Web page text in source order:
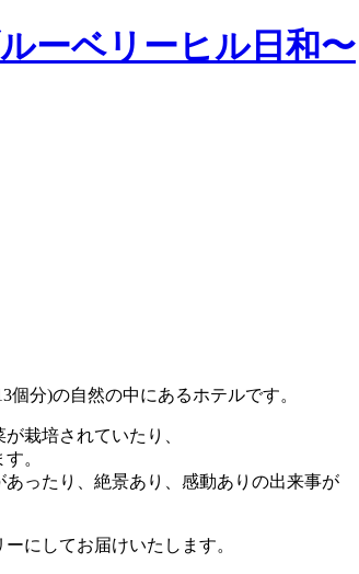
ーベリーヒル日和〜
分)の自然の中にあるホテルです。
栽培されていたり、
。
ったり、絶景あり、感動ありの出来事が
にしてお届けいたします。